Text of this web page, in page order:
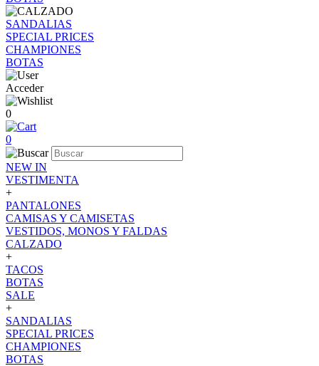
SANDALIAS
SPECIAL PRICES
CHAMPIONES
BOTAS
Acceder
0
0
NEW IN
VESTIMENTA
+
PANTALONES
CAMISAS Y CAMISETAS
VESTIDOS, MONOS Y FALDAS
CALZADO
+
TACOS
BOTAS
SALE
+
SANDALIAS
SPECIAL PRICES
CHAMPIONES
BOTAS